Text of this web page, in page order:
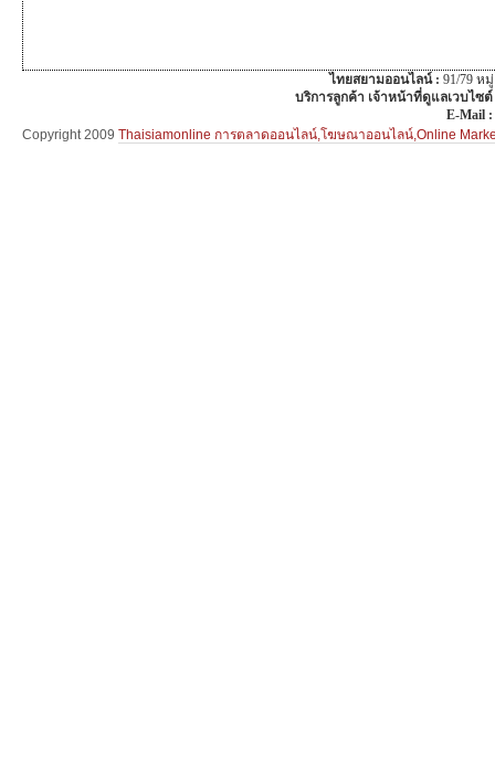
ไทยสยามออนไลน์ : 91/79 ห
บริการลูกค้า เจ้าหน้าที่ดูแลเวบไซ
E-Mail :
Copyright 2009 Thaisiamonline การตลาดออนไลน์,โฆษณาออนไลน์,Online